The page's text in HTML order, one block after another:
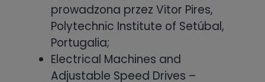
prowadzona przez Vitor Pires,
Polytechnic Institute of Setúbal,
Portugalia;
Electrical Machines and
Adjustable Speed Drives –